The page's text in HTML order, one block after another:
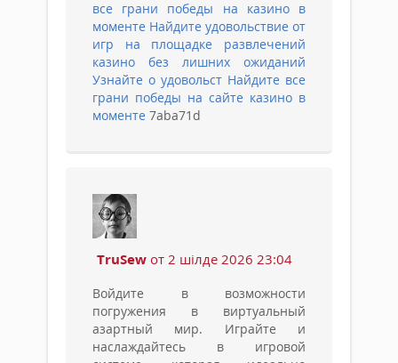
все грани победы на казино в
моменте Найдите удовольствие от
игр на площадке развлечений
казино без лишних ожиданий
Узнайте о удовольст Найдите все
грани победы на сайте казино в
моменте 7aba71d
TruSew от 2 шілде 2026 23:04
Войдите в возможности
погружения в виртуальный
азартный мир. Играйте и
наслаждайтесь в игровой